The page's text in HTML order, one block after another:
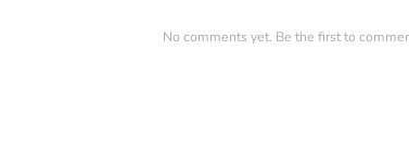
No comments yet. Be the first to